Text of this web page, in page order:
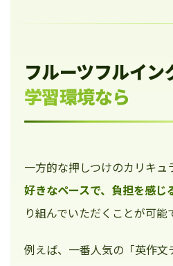
フルーツフルイン
学習環境なら
一方的な押しつけのカリキュ
好きなペースで、負担を感じ
り組んでいただくことが可能
例えば、一番人気の「英作文